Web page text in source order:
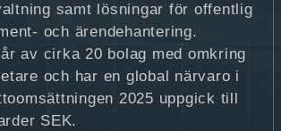
samt lösningar för offentlig
och ärendehantering.
av cirka 20 bolag med omkring
och har en global närvaro i
2025 uppgick till
SEK.